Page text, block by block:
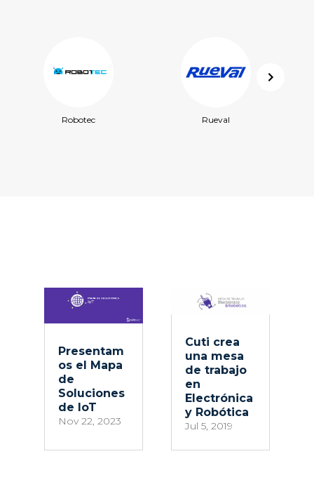
Robotec Rueval
Presentam
os el Mapa
de
Soluciones
de IoT
Nov 22, 2023
Cuti crea
una mesa
de trabajo
en
Electrónica
y Robótica
Jul 5, 2019